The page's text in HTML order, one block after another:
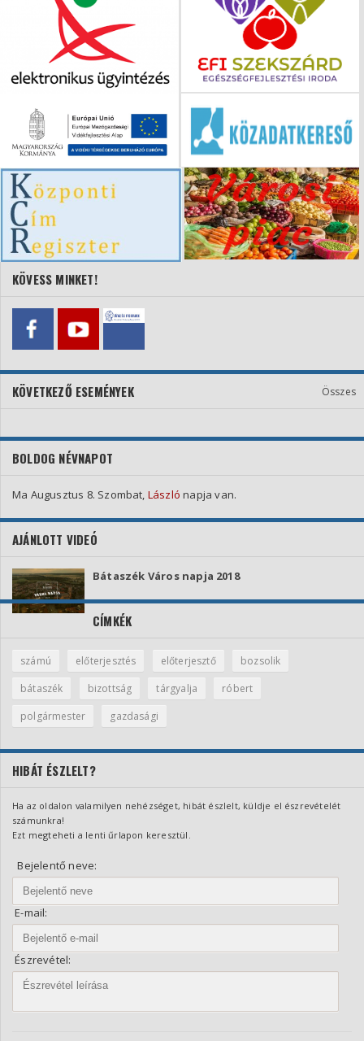
KÖVESS MINKET!
KÖVETKEZŐ ESEMÉNYEK Összes
BOLDOG NÉVNAPOT
Ma Augusztus 8. Szombat, László napja van.
AJÁNLOTT VIDEÓ
Bátaszék Város napja 2018
CÍMKÉK
számú előterjesztés előterjesztő
bozsolik
bátaszék
bizottság tárgyalja
róbert
polgármester
gazdasági
HIBÁT ÉSZLELT?
Ha az oldalon valamilyen nehézséget, hibát észlelt, küldje el észrevételét
számunkra!
Ezt megteheti a lenti űrlapon keresztül.
Bejelentő neve:
E-mail:
Észrevétel: